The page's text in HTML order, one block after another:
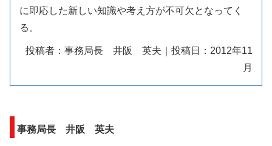
に即応した新しい知識や考え方が不可欠となってく
る。
投稿者：事務局長 井阪 英夫｜投稿日：2012年11
月
事務局長 井阪 英夫